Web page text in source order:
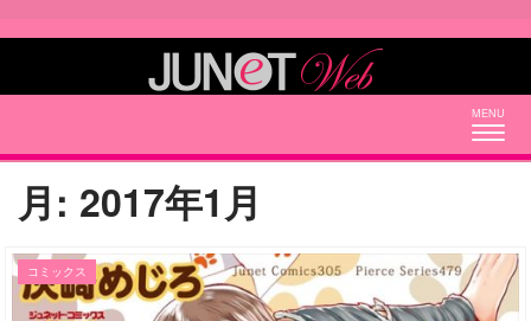
月: 2017年1月
コミックス